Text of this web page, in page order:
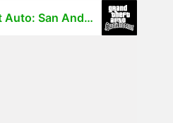
Grand Theft Auto: San Andreas